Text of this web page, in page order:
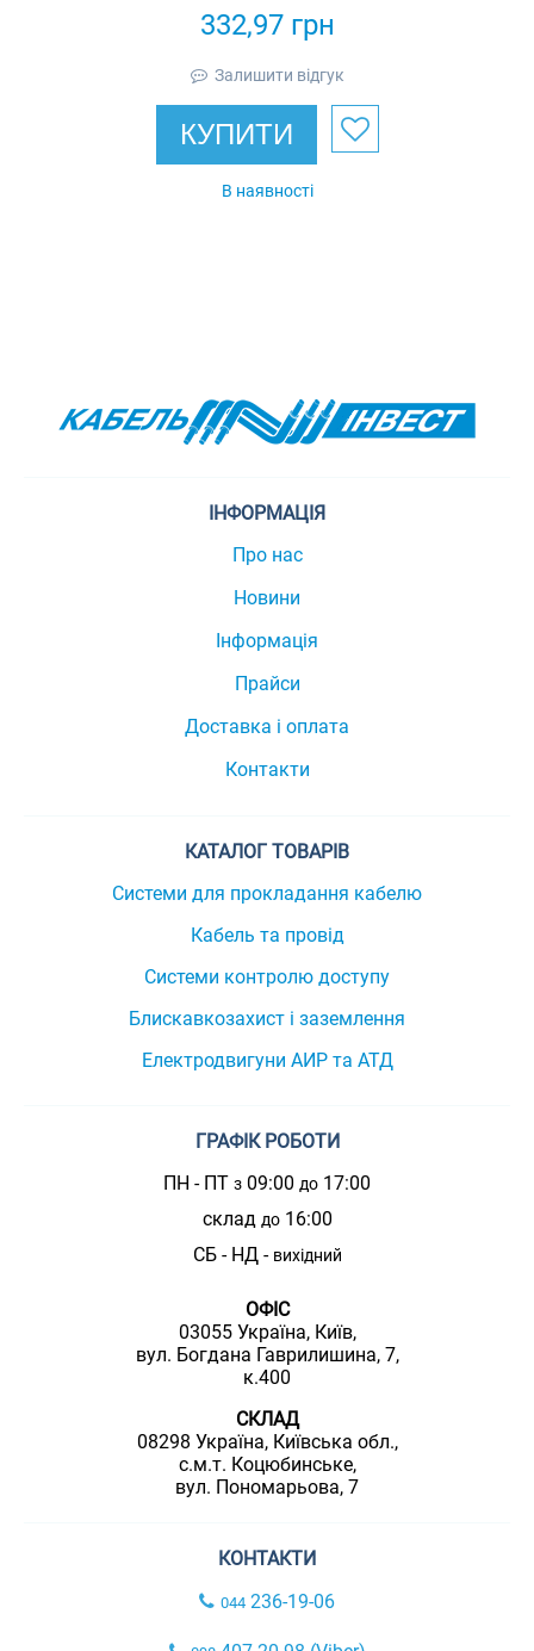
332,97грн
Залишити відгук
КУПИТИ
В наявності
ІНФОРМАЦІЯ
Про нас
Новини
Інформація
Прайси
Доставка і оплата
Контакти
КАТАЛОГ ТОВАРІВ
Системи для прокладання кабелю
Кабель та провід
Системи контролю доступу
Блискавкозахист і заземлення
Електродвигуни АИР та АТД
ГРАФІК РОБОТИ
ПН - ПТ з 09:00 до 17:00
склад до16:00
СБ - НД - вихідний
ОФІС
03055 Україна, Київ,
вул. Богдана Гаврилишина, 7,
к.400
СКЛАД
08298 Україна, Київська обл.,
с.м.т. Коцюбинське,
вул. Пономарьова, 7
КОНТАКТИ
044 236-19-06